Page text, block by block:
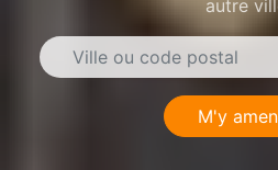
autre
M'y